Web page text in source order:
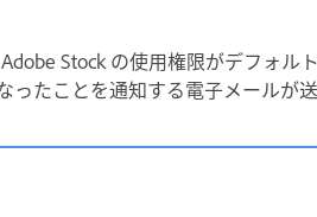
Stock の使用権限がデフォル
たことを通知する電子メールが送